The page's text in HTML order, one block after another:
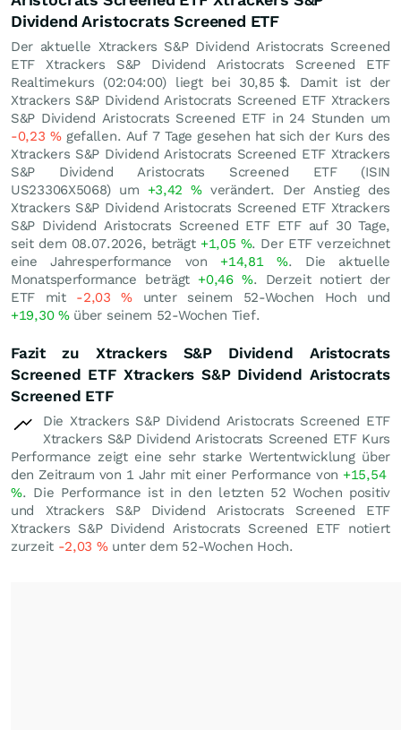
Dividend Aristocrats Screened ETF
Der aktuelle Xtrackers S&P Dividend Aristocrats Screened
ETF Xtrackers S&P Dividend Aristocrats Screened ETF
Realtimekurs (02:04:00) liegt bei 30,85 $. Damit ist der
Xtrackers S&P Dividend Aristocrats Screened ETF Xtrackers
S&P Dividend Aristocrats Screened ETF in 24 Stunden um
-0,23 %gefallen. Auf 7 Tage gesehen hat sich der Kurs des
Xtrackers S&P Dividend Aristocrats Screened ETF Xtrackers
S&P Dividend Aristocrats Screened ETF (ISIN
US23306X5068) um +3,42%verändert. Der Anstieg des
Xtrackers S&P Dividend Aristocrats Screened ETF Xtrackers
S&P Dividend Aristocrats Screened ETF ETF auf 30 Tage,
seit dem 08.07.2026, beträgt +1,05 %. Der ETF verzeichnet
eine Jahresperformance von +14,81 %. Die aktuelle
Monatsperformance beträgt +0,46 %. Derzeit notiert der
ETF mit -2,03% unter seinem 52-Wochen Hoch und
+19,30 %über seinem 52-Wochen Tief.
Fazit zu Xtrackers S&P Dividend Aristocrats
Screened ETF Xtrackers S&P Dividend Aristocrats
Screened ETF
Die Xtrackers S&P Dividend Aristocrats Screened ETF
Xtrackers S&P Dividend Aristocrats Screened ETF Kurs
Performance zeigt eine sehr starke Wertentwicklung über
den Zeitraum von 1 Jahr mit einer Performance von +15,54
%. Die Performance ist in den letzten 52 Wochen positiv
und Xtrackers S&P Dividend Aristocrats Screened ETF
Xtrackers S&P Dividend Aristocrats Screened ETF notiert
zurzeit -2,03 %unter dem 52-Wochen Hoch.